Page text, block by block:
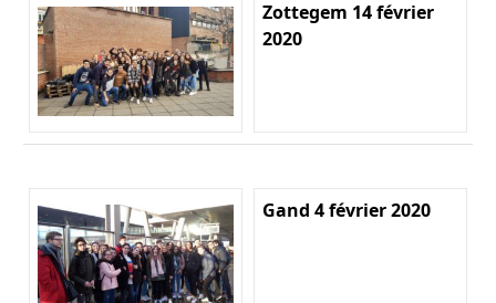
Zottegem 14 février
2020
Gand 4 février 2020